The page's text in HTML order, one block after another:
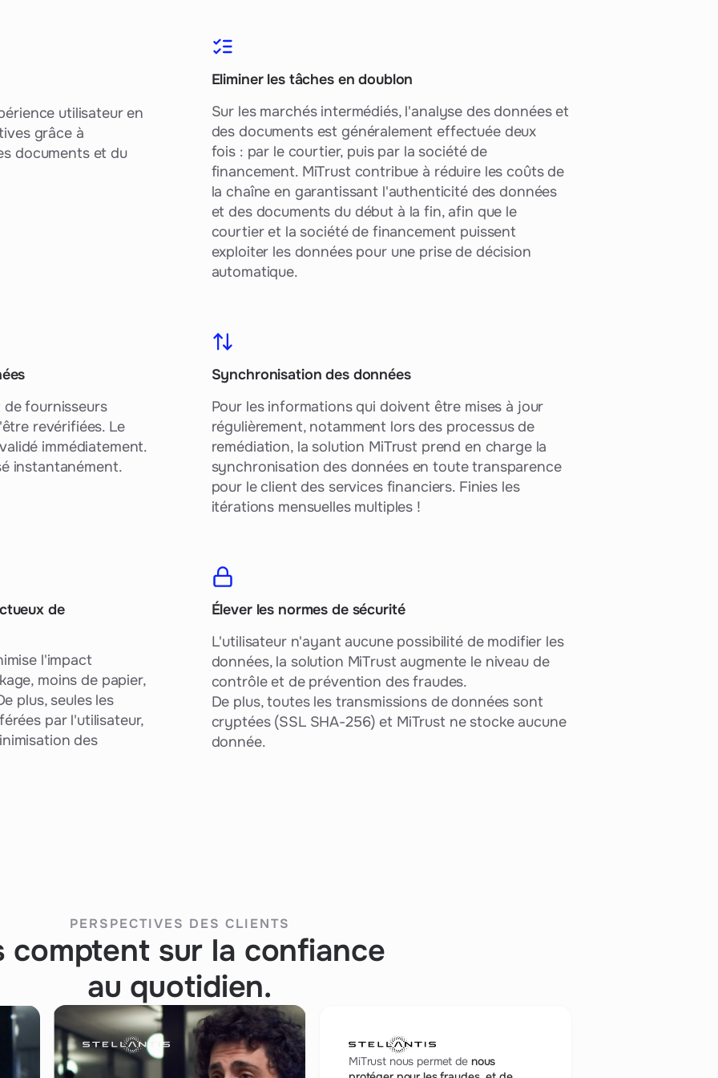
utilisateur en
grâce à
documents et du
Eliminer les tâches en doublon
Sur les marchés intermédiés, l'analyse des données et
des documents est généralement effectuée deux
fois : par le courtier, puis par la société de
financement. MiTrust contribue à réduire les coûts de
la chaîne en garantissant l'authenticité des données
et des documents du début à la fin, afin que le
courtier et la société de financement puissent
exploiter les données pour une prise de décision
automatique.
fournisseurs
revérifiées. Le
immédiatement.
instantanément.
Synchronisation des données
Pour les informations qui doivent être mises à jour
régulièrement, notamment lors des processus de
remédiation, la solution MiTrust prend en charge la
synchronisation des données en toute transparence
pour le client des services financiers. Finies les
itérations mensuelles multiples !
de
l'impact
moins de papier,
plus, seules les
par l'utilisateur,
des
Élever les normes de sécurité
L'utilisateur n'ayant aucune possibilité de modifier les
données, la solution MiTrust augmente le niveau de
contrôle et de prévention des fraudes.
De plus, toutes les transmissions de données sont
cryptées (SSL SHA-256) et MiTrust ne stocke aucune
donnée.
PERSPECTIVES DES CLIENTS
comptent sur la confiance
au quotidien.
MiTrust nous permet de nous